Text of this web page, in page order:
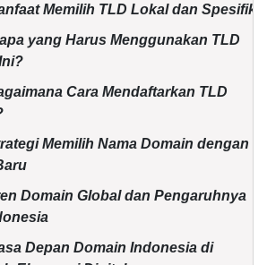
Memilih TLD Lokal dan Spesifik
yang Harus Menggunakan TLD
Cara Mendaftarkan TLD
Memilih Nama Domain dengan
Domain Global dan Pengaruhnya
Depan Domain Indonesia di